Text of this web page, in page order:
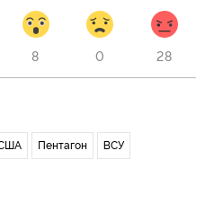
8 0 28
Пентагон ВСУ